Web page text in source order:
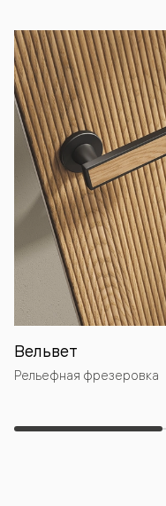
Вельвет
Рельефная фрезеровка